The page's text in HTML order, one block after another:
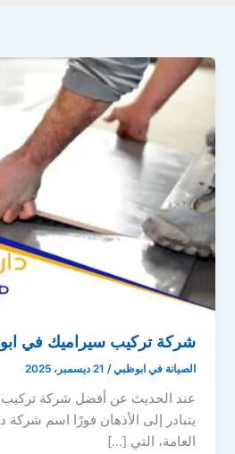
شركة تركيب سيراميك في
الصيانة في ابوظبي/ 21 ديسمبر، 2025
عند الحديث عن أفضل شركة
يتبادر إلى الأذهان فورًا اسم شركة
العامة، التي […]